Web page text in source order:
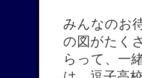
みんなのお
の図がたく
らって、一